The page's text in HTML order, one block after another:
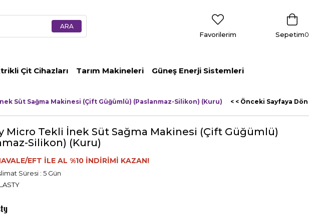
Sepetim0
Favorilerim
Çit Cihazları Tarım Makineleri Güneş Enerji Sistemleri
Süt Sağma Makinesi (Çift Güğümlü) (Paslanmaz-Silikon) (Kuru) < < Önceki Sayfaya Dön
Micro Tekli İnek Süt Sağma Makinesi (Çift Güğümlü)
Silikon) (Kuru)
EFT İLE AL %10 İNDİRİMİ KAZAN!
Süresi : 5 Gün